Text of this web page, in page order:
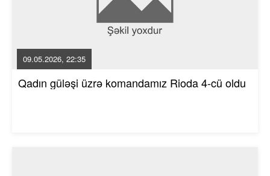
09.05.2026, 22:35
Qadın güləşi üzrə komandamız Rioda 4-cü oldu